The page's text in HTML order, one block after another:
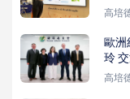
高培
歐洲
玲
高培